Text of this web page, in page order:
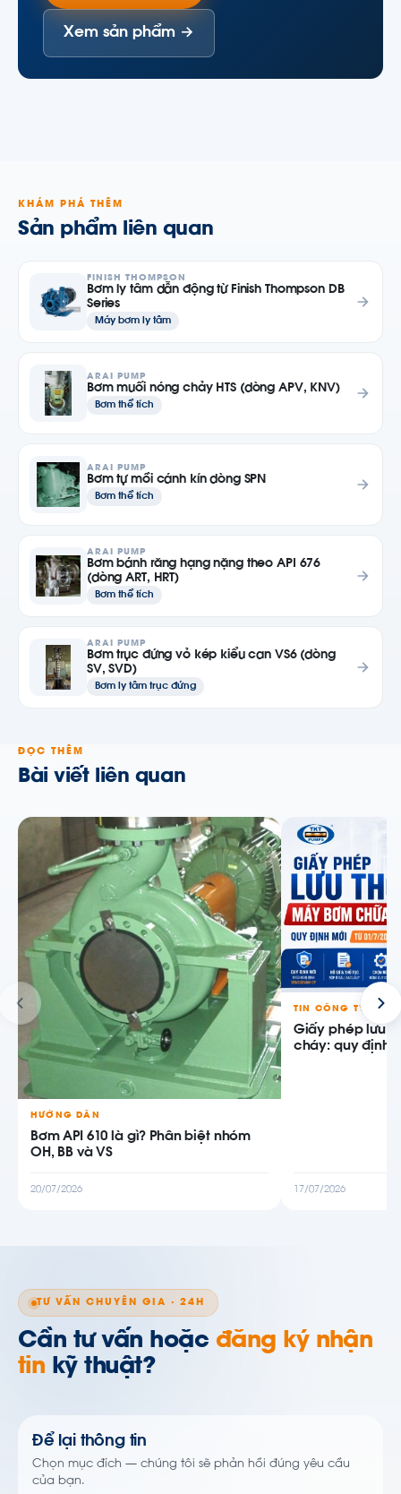
Xem sản phẩm →
KHÁM PHÁ THÊM
Sản phẩm liên quan
FINISH THOMPSON
Bơm ly tâm dẫn động từ Finish Thompson DB
Series
Máy bơm ly tâm
ARAI PUMP
Bơm muối nóng chảy HTS (dòng APV, KNV)
Bơm thể tích
ARAI PUMP
Bơm tự mồi cánh kín dòng SPN
Bơm thể tích
ARAI PUMP
Bơm bánh răng hạng nặng theo API 676
(dòng ART, HRT)
Bơm thể tích
ARAI PUMP
Bơm trục đứng vỏ kép kiểu can VS6 (dòng
SV, SVD)
Bơm ly tâm trục đứng
ĐỌC THÊM
Bài viết liên quan
HƯỚNG DẪN
Bơm API 610 là gì? Phân biệt nhóm
OH, BB và VS
20/07/2026
TIN CÔNG TY
Giấy phép lưu
cháy: quy định
17/07/2026
TƯ VẤN CHUYÊN GIA · 24H
Cần tư vấn hoặc đăng ký nhận
tin kỹ thuật?
Để lại thông tin
Chọn mục đích — chúng tôi sẽ phản hồi đúng yêu cầu
của bạn.